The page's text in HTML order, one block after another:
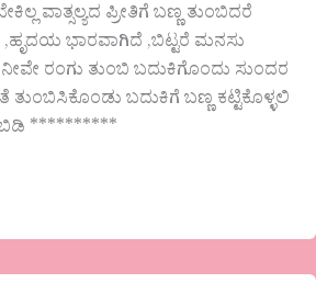
ವಾತ್ಸಲ್ಯದ ಪ್ರೀತಿಗೆ ಬಣ್ಣ ತುಂಬಿದರೆ
,ಹೃದಯ ಭಾರವಾಗಿದೆ ,ಬಿಟ್ಟರೆ ಮನಸು
ರಂಗು ತುಂಬಿ ಬದುಕಿಗೊಂದು ಸುಂದರ
ಬದುಕಿಗೆ ಬಣ್ಣ ಕಟ್ಟಿಕೊಳ್ಳಲಿ
**********